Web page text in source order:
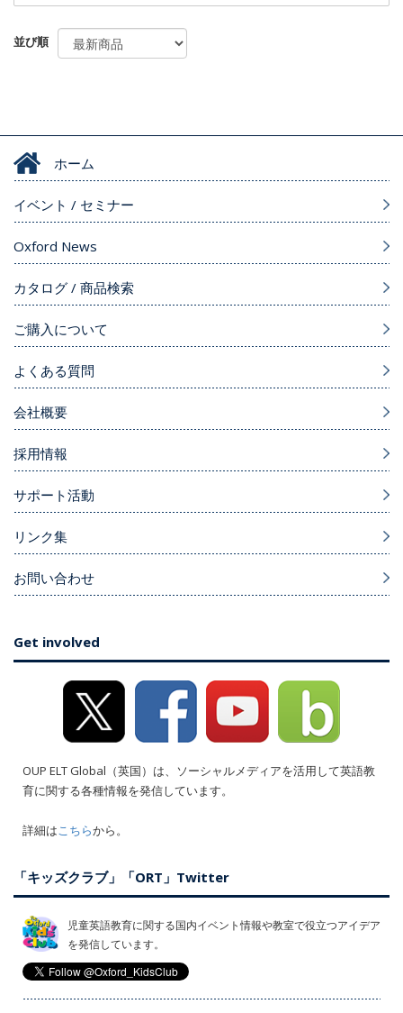
並び順
ホーム
イベント / セミナー
Oxford News
カタログ / 商品検索
ご購入について
よくある質問
会社概要
採用情報
サポート活動
リンク集
お問い合わせ
Get involved
OUP ELT Global（英国）は、ソーシャルメディアを活用して英語教
育に関する各種情報を発信しています。
詳細はこちらから。
「キッズクラブ」「ORT」Twitter
児童英語教育に関する国内イベント情報や教室で役立つアイデア
を発信しています。